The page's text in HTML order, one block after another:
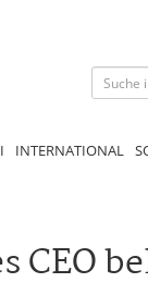
INTERNATIONAL
CEO